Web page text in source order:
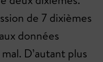
de 7 dixièmes
données
D’autant plus